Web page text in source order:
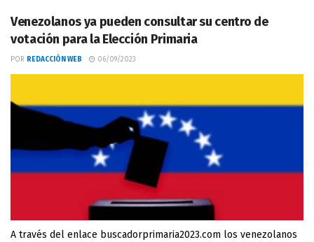
Venezolanos ya pueden consultar su centro de
votación para la Elección Primaria
POR REDACCIÓN WEB 06/09/2023
A través del enlace buscadorprimaria2023.com los venezolanos